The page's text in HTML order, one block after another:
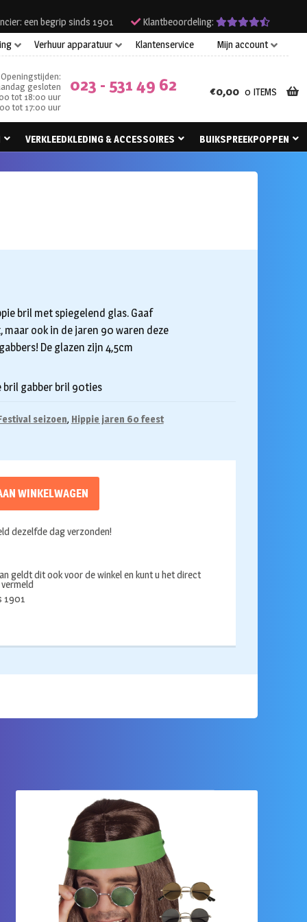
een begrip sinds 1901
Klantbeoordeling:
Verhuur apparatuur Klantenservice Mijn account
Openingstijden:
gesloten
tot 18:00 uur
tot 17:00 uur
023 - 531 49 62 €0,00 0 ITEMS
VERKLEEDKLEDING & ACCESSOIRES
BUIKSPREEKPOPPEN
bril met spiegelend glas. Gaaf
ook in de jaren 90 waren deze
De glazen zijn 4,5cm
bril gabber bril 90ties
seizoen, Hippie jaren 60 feest
WINKELWAGEN
dezelfde dag verzonden!
geldt dit ook voor de winkel en kunt u het direct
1901